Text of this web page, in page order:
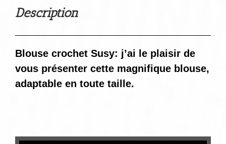
Description
Blouse crochet Susy: j’ai le plaisir de
vous présenter cette magnifique blouse,
adaptable en toute taille.